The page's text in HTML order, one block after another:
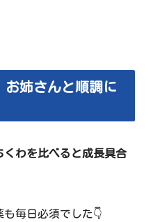
お姉さんと順調に
くわを比べると成長具合
毎日必須でした👇